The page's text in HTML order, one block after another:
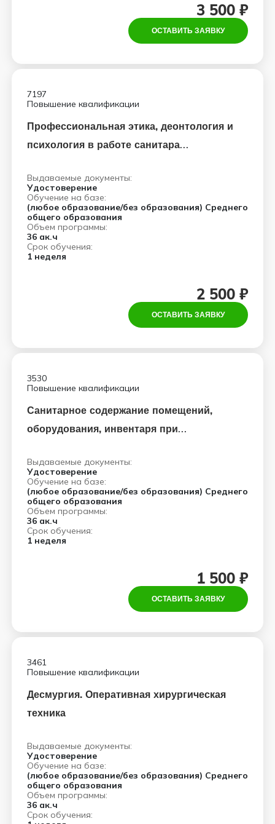
3 500 ₽
ОСТАВИТЬ ЗАЯВКУ
Повышение квалификации
7197
Профессиональная этика, деонтология и
психология в работе санитара
Выдаваемые документы:
Удостоверение
Обучение на базе:
(любое образование/без образования) Среднего
общего образования
Объем программы:
36 ак.ч
Срок обучения:
1 неделя
2 500 ₽
ОСТАВИТЬ ЗАЯВКУ
Повышение квалификации
3530
Санитарное содержание помещений,
оборудования, инвентаря при
Выдаваемые документы:
Удостоверение
Обучение на базе:
(любое образование/без образования) Среднего
общего образования
Объем программы:
36 ак.ч
Срок обучения:
1 неделя
1 500 ₽
ОСТАВИТЬ ЗАЯВКУ
Повышение квалификации
3461
Десмургия. Оперативная хирургическая
техника
Выдаваемые документы:
Удостоверение
Обучение на базе:
(любое образование/без образования) Среднего
общего образования
Объем программы:
36 ак.ч
Срок обучения: